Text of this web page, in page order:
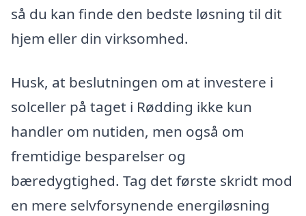
så du kan finde den bedste løsning til dit
hjem eller din virksomhed.
Husk, at beslutningen om at investere i
solceller på taget i Rødding ikke kun
handler om nutiden, men også om
fremtidige besparelser og
bæredygtighed. Tag det første skridt mod
en mere selvforsynende energiløsning